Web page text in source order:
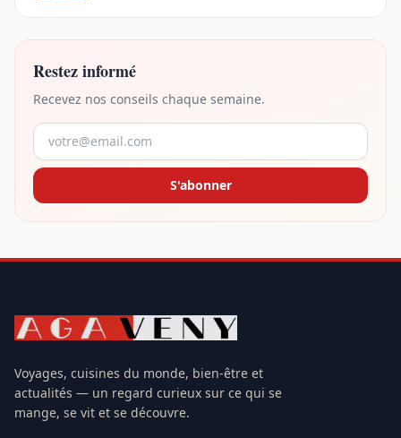
Restez informé
Recevez nos conseils chaque semaine.
S'abonner
Voyages, cuisines du monde, bien-être et
actualités — un regard curieux sur ce qui se
mange, se vit et se découvre.